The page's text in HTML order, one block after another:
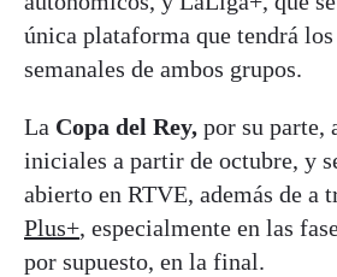
única plataforma que tendrá
semanales de ambos grupos.
La Copa del Rey, por su parte,
iniciales a partir de octubre, y
abierto en RTVE, además de a
Plus+, especialmente en las
por supuesto, en la final.